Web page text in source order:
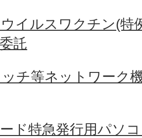
イルスワクチン(特
託
チ等ネットワーク
ド特急発行用パソ